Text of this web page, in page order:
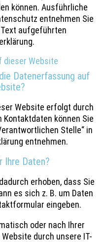
können. Ausführliche
entnehmen Sie
aufgeführten
dieser Website
Datenerfassung auf
Website erfolgt durch
können Sie
Stelle“ in
entnehmen.
Ihre Daten?
erhoben, dass Sie
es sich z. B. um Daten
eingeben.
oder nach Ihrer
durch unsere IT-